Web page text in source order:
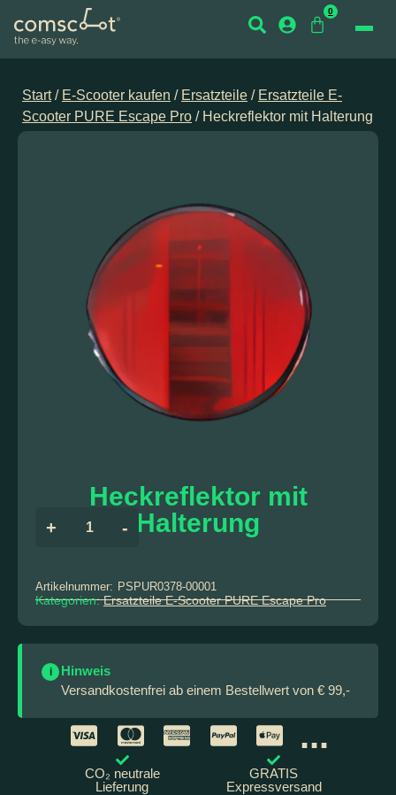
0
Start/ E-Scooter kaufen / Ersatzteile / Ersatzteile E-
Scooter PURE Escape Pro / Heckreflektor mit Halterung
Heckreflektor mit
Halterung
+ -
Artikelnummer: PSPUR0378-00001
Kategorien:Ersatzteile E-Scooter PURE Escape Pro
i
Hinweis
Versandkostenfrei ab einem Bestellwert von € 99,-
...
CO₂ neutrale
Lieferung
GRATIS
Expressversand